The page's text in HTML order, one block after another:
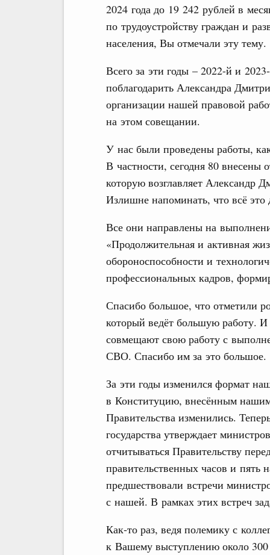
2024 года до 19 242 рублей в
по трудоустройству граждан и
населения, Вы отмечали эту тему.
Всего за эти годы – 2022-й и
поблагодарить Александра
организации нашей правовой
на этом совещании.
У нас были проведены работы,
В частности, сегодня 80
которую возглавляет Александр
Излишне напоминать, что всё это
Все они направлены на
«Продолжительная и активная
обороноспособности и
профессиональных кадров,
Спасибо большое, что отметили
который ведёт большую работу.
совмещают свою работу с
СВО. Спасибо им за это большое.
За эти годы изменился формат
в Конституцию, внесённым
Правительства изменились.
государства утверждает
отчитываться Правительству
правительственных часов и пять
предшествовали встречи
с нашей. В рамках этих встреч
Как‑то раз, ведя полемику с
к Вашему выступлению около